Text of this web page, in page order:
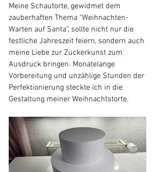
Meine Schautorte, gewidmet dem
zauberhaften Thema "Weihnachten-
Warten auf Santa", sollte nicht nur die
festliche Jahreszeit feiern, sondern auch
meine Liebe zur Zuckerkunst zum
Ausdruck bringen. Monatelange
Vorbereitung und unzählige Stunden der
Perfektionierung steckte ich in die
Gestaltung meiner Weihnachtstorte.